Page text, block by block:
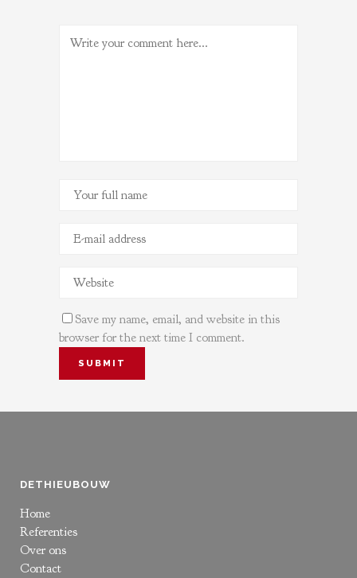
Save my name, email, and website in this
browser for the next time I comment.
DETHIEUBOUW
Home
Referenties
Over ons
Contact